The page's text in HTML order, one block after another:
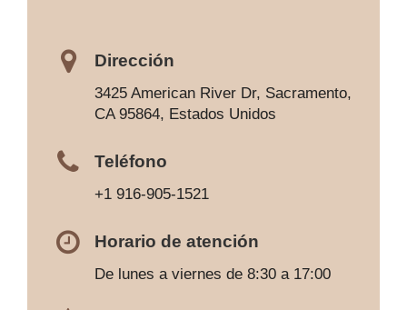
Dirección
3425 American River Dr, Sacramento,
CA 95864, Estados Unidos
Teléfono
+1 916-905-1521
Horario de atención
De lunes a viernes de 8:30 a 17:00